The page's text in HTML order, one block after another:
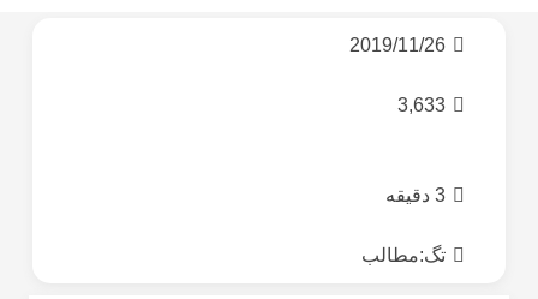
2019/11/26
3,633
3 دقیقه
تگ:مطالب